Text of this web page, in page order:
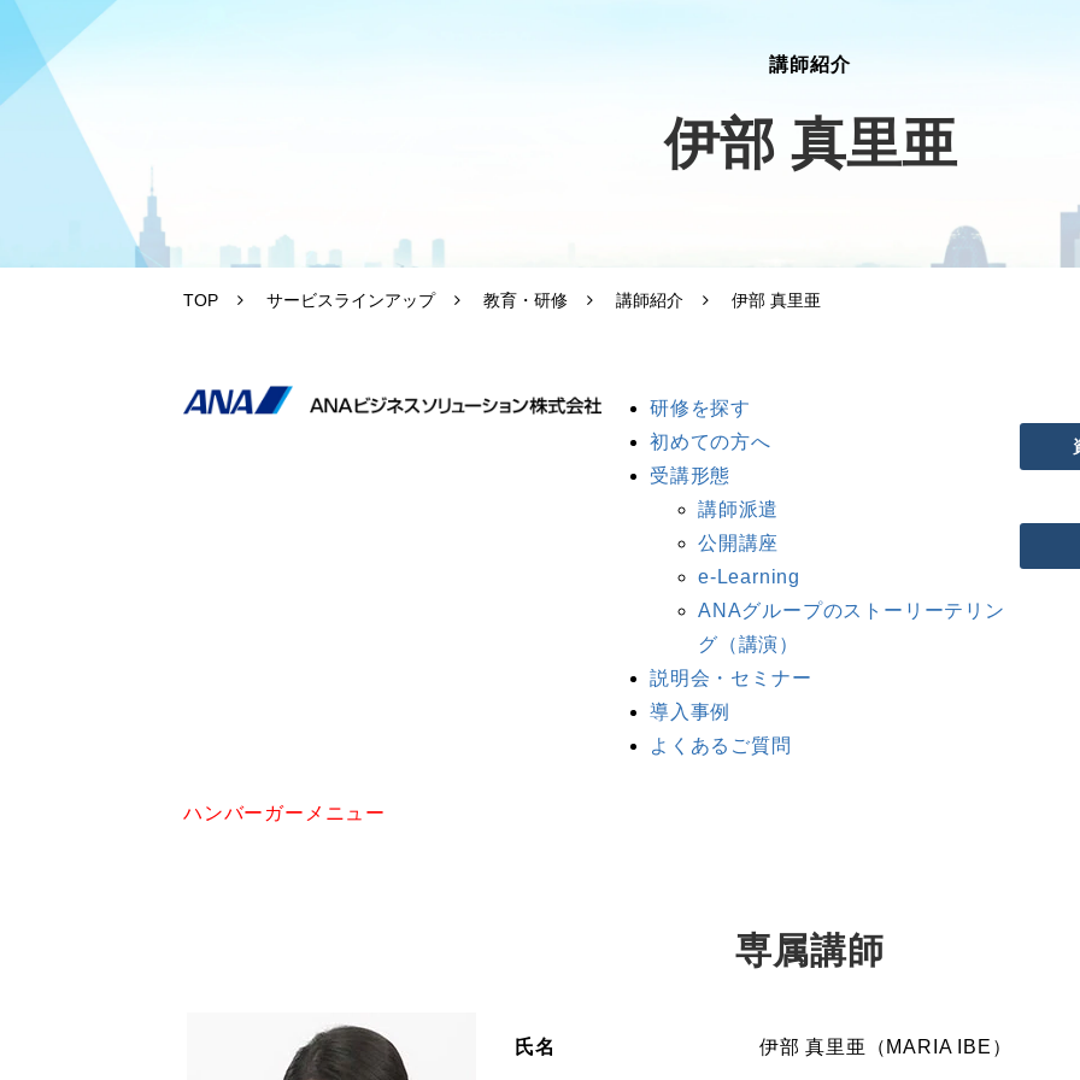
講師紹介
伊部 真里亜
TOP サービスラインアップ 教育・研修 講師紹介 伊部 真里亜
研修を探す
初めての方へ
受講形態
講師派遣
公開講座
e-Learning
ANAグループのストーリーテリン
グ（講演）
説明会・セミナー
導入事例
よくあるご質問
ハンバーガーメニュー
専属講師
氏名 伊部 真里亜（MARIA IBE）